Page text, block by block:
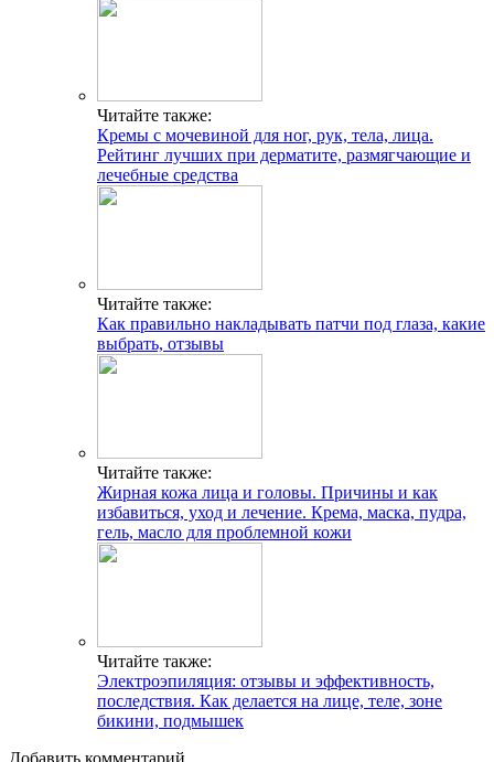
Читайте также:
Кремы с мочевиной для ног, рук, тела, лица.
Рейтинг лучших при дерматите, размягчающие и
лечебные средства
Читайте также:
Как правильно накладывать патчи под глаза, какие
выбрать, отзывы
Читайте также:
Жирная кожа лица и головы. Причины и как
избавиться, уход и лечение. Крема, маска, пудра,
гель, масло для проблемной кожи
Читайте также:
Электроэпиляция: отзывы и эффективность,
последствия. Как делается на лице, теле, зоне
бикини, подмышек
Добавить комментарий